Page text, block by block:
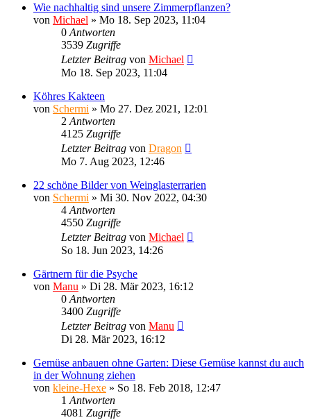
Wie nachhaltig sind unsere Zimmerpflanzen?
von Michael » Mo 18. Sep 2023, 11:04
0 Antworten
3539 Zugriffe
Letzter Beitrag von Michael
Mo 18. Sep 2023, 11:04
Köhres Kakteen
von Schermi » Mo 27. Dez 2021, 12:01
2 Antworten
4125 Zugriffe
Letzter Beitrag von Dragon
Mo 7. Aug 2023, 12:46
22 schöne Bilder von Weinglasterrarien
von Schermi » Mi 30. Nov 2022, 04:30
4 Antworten
4550 Zugriffe
Letzter Beitrag von Michael
So 18. Jun 2023, 14:26
Gärtnern für die Psyche
von Manu » Di 28. Mär 2023, 16:12
0 Antworten
3400 Zugriffe
Letzter Beitrag von Manu
Di 28. Mär 2023, 16:12
Gemüse anbauen ohne Garten: Diese Gemüse kannst du auch
in der Wohnung ziehen
von kleine-Hexe » So 18. Feb 2018, 12:47
1 Antworten
4081 Zugriffe